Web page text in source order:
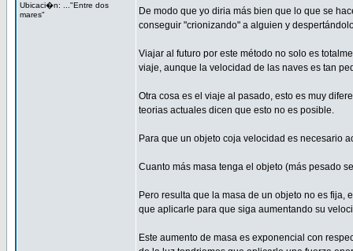
Ubicaci�n: ..."Entre dos
mares"
De modo que yo diria más bien que lo que se
conseguir "crionizando" a alguien y
Viajar al futuro por este método no solo es
viaje, aunque la velocidad de las naves es tan
Otra cosa es el viaje al pasado, esto es muy
teorias actuales dicen que esto no es posible.
Para que un objeto coja velocidad es necesario
Cuanto más masa tenga el objeto (más pesado
Pero resulta que la masa de un objeto no es fija,
que aplicarle para que siga aumentando su
Este aumento de masa es exponencial con